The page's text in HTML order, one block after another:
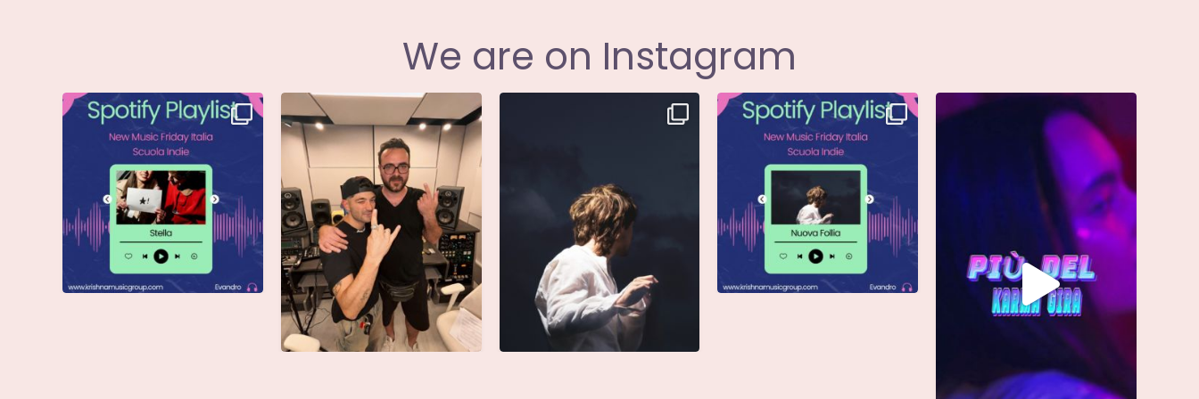
We are on Instagram
Stella di @musicadievandro è
disponibile su tutte...
Siamo entusiasti di annunciare
che @moseofficial...
Nuova Follia è finalmente vostra e
sta già...
Singolo: “calamita”
Di @vinmart1n...